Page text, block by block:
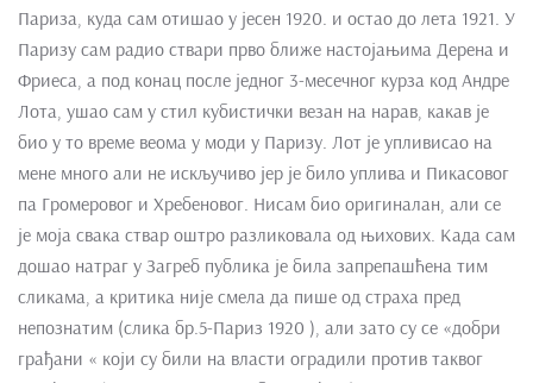
Париза, куда сам отишао у јесен 1920. и остао до лета 1921. У
Паризу сам радио ствари прво ближе настојањима Дерена и
Фриеса, а под конац после једног 3-месечног курза код Андре
Лота, ушао сам у стил кубистички везан на нарав, какав је
био у то време веома у моди у Паризу. Лот је упливисао на
мене много али не искључиво јер је било уплива и Пикасовог
па Громеровог и Хребеновог. Нисам био оригиналан, али се
је моја свака ствар оштро разликовала од њихових. Када сам
дошао натраг у Загреб публика је била запрепашћена тим
сликама, а критика није смела да пише од страха пред
непознатим (слика бр.5-Париз 1920 ), али зато су се «добри
грађани « који су били на власти оградили против таквог